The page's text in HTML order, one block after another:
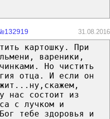
31.08.2016
картошку. При
вареники,
Но чистить
отца. И если он
нас состоит из
с лучком и
тебе здоровья и